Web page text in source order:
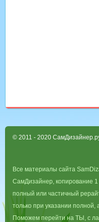
© 2011 - 2020
Все материалы сайта
СамДизайнер, копирование
полный или частичный
только при указании полной,
Поможем перейти на ТЫ, с